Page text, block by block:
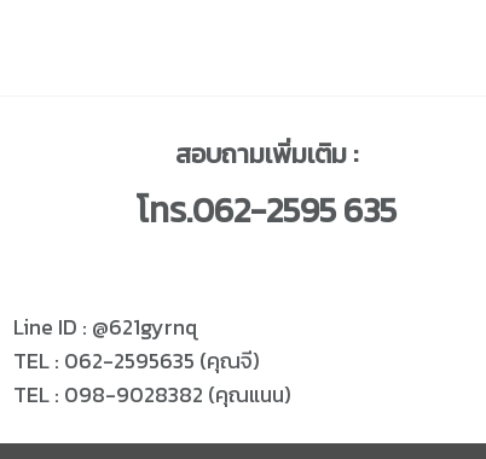
สอบถามเพิ่มเติม :
โทร.062-2595 635
Line ID : @621gyrnq
TEL : 062-2595635 (คุณจี)
TEL : 098-9028382 (คุณแนน)